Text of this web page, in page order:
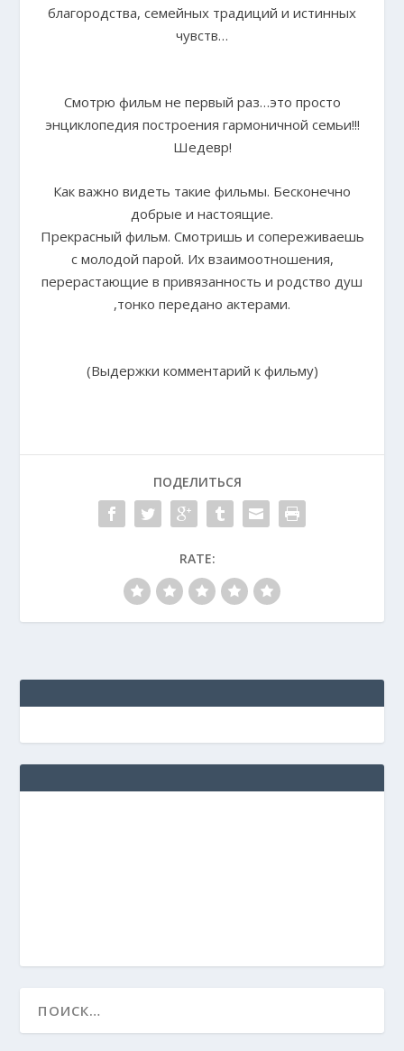
благородства, семейных традиций и истинных
чувств…
Смотрю фильм не первый раз…это просто
энциклопедия построения гармоничной семьи!!!
Шедевр!
Как важно видеть такие фильмы. Бесконечно
добрые и настоящие.
Прекрасный фильм. Смотришь и сопереживаешь
с молодой парой. Их взаимоотношения,
перерастающие в привязанность и родство душ
,тонко передано актерами.
(Выдержки комментарий к фильму)
ПОДЕЛИТЬСЯ
RATE: